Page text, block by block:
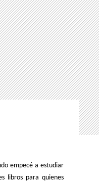
empecé a estudiar
libros para quienes